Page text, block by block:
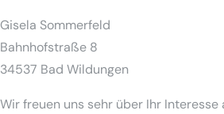
Gisela Sommerfeld
Bahnhofstraße 8
34537 Bad Wildungen
Wir freuen uns sehr über Ihr Interesse